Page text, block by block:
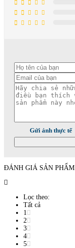
Gửi ảnh thực tế
ĐÁNH GIÁ SẢN PHẨM
Lọc theo:
Tất cả
1
2
3
4
5